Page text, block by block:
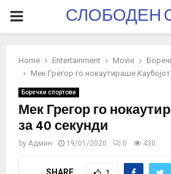
PRIMARYСЛОБОДЕН
Home Entertainment Movie
Мек Грегор го нокаутираше
Боречки спортови
Мек Грегор го
за 40 секунди
by Админ 19/01/2020 0 430
SHARE